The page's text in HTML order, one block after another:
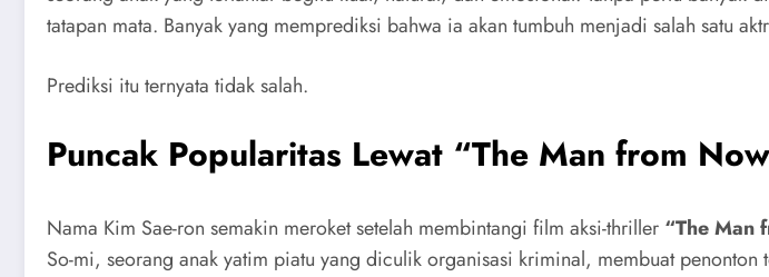
tatapan mata. Banyak yang memprediksi bahwa ia akan tumbuh menjadi salah satu
Prediksi itu ternyata tidak salah.
Puncak Popularitas Lewat “The Man from
Nama Kim Sae-ron semakin meroket setelah membintangi film aksi-thriller “The Man
So-mi, seorang anak yatim piatu yang diculik organisasi kriminal, membuat penonton